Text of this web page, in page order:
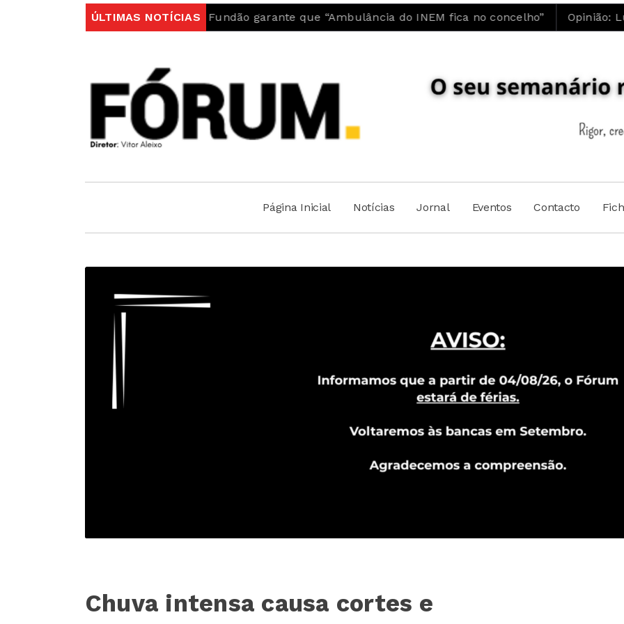
ÚLTIMAS NOTÍCIAS
Autarquia do Fundão garante que “Ambulância do INEM fica no concelho” Opinião: Luís Maia |
Página Inicial Notícias Jornal Eventos Contacto
Chuva intensa causa cortes e